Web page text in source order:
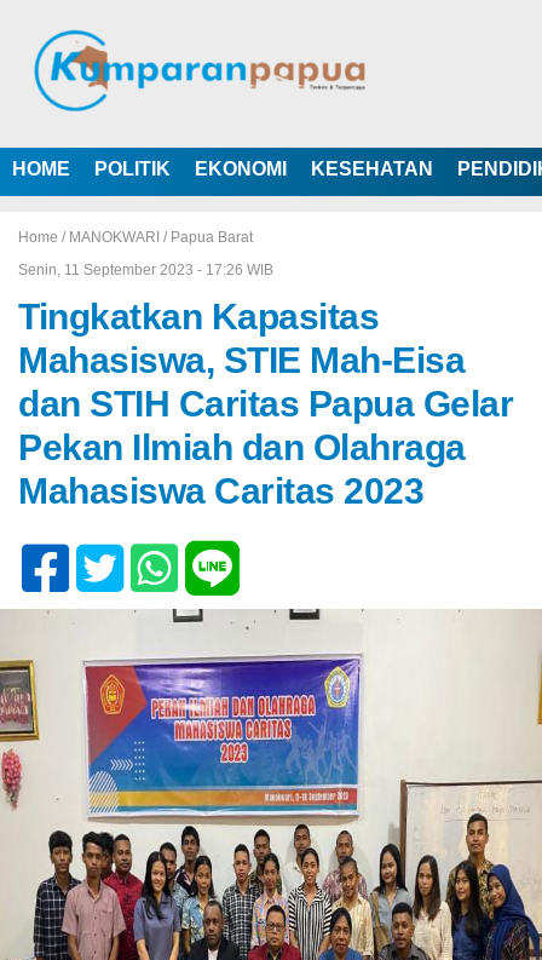
HOME POLITIK EKONOMI KESEHATAN
Home / MANOKWARI / Papua Barat
Senin, 11 September 2023 - 17:26 WIB
Tingkatkan Kapasitas
Mahasiswa, STIE Mah-Eisa
dan STIH Caritas Papua Gelar
Pekan Ilmiah dan Olahraga
Mahasiswa Caritas 2023